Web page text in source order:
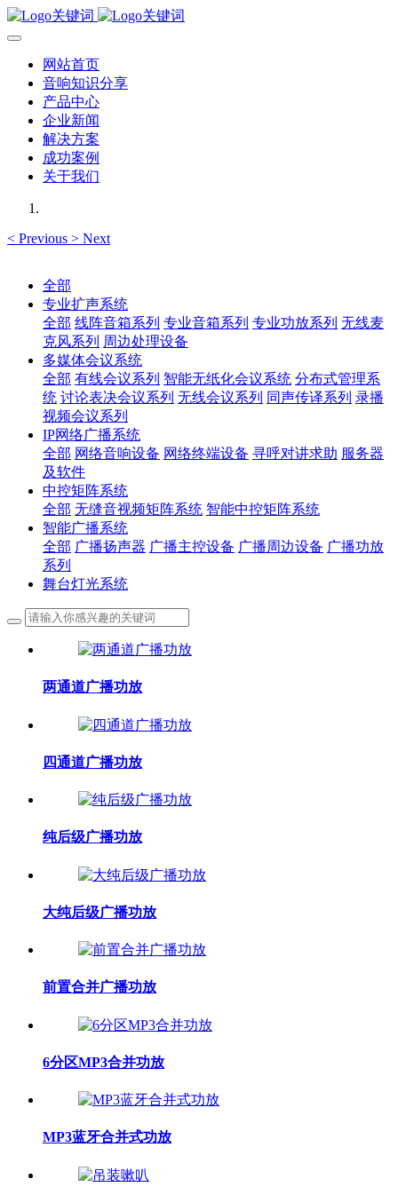
网站首页
音响知识分享
产品中心
企业新闻
解决方案
成功案例
关于我们
< Previous > Next
全部
专业扩声系统
全部 线阵音箱系列 专业音箱系列 专业功放系列 无线麦
克风系列 周边处理设备
多媒体会议系统
全部 有线会议系列 智能无纸化会议系统 分布式管理系
统 讨论表决会议系列 无线会议系列 同声传译系列 录播
视频会议系列
IP网络广播系统
全部 网络音响设备 网络终端设备 寻呼对讲求助 服务器
及软件
中控矩阵系统
全部 无缝音视频矩阵系统 智能中控矩阵系统
智能广播系统
全部 广播扬声器 广播主控设备 广播周边设备 广播功放
系列
舞台灯光系统
两通道广播功放
四通道广播功放
纯后级广播功放
大纯后级广播功放
前置合并广播功放
6分区MP3合并功放
MP3蓝牙合并式功放